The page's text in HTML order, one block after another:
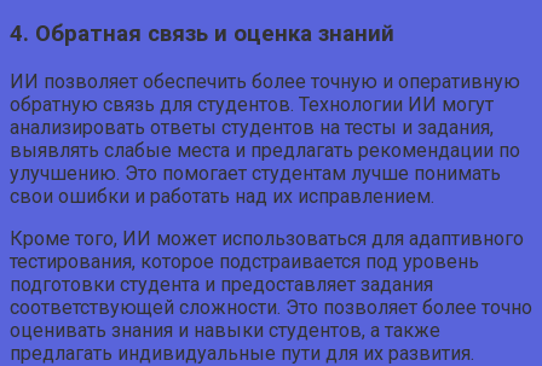
4. Обратная связь и оценка знаний
ИИ позволяет обеспечить более точную и оперативную
обратную связь для студентов. Технологии ИИ могут
анализировать ответы студентов на тесты и задания,
выявлять слабые места и предлагать рекомендации по
улучшению. Это помогает студентам лучше понимать
свои ошибки и работать над их исправлением.
Кроме того, ИИ может использоваться для адаптивного
тестирования, которое подстраивается под уровень
подготовки студента и предоставляет задания
соответствующей сложности. Это позволяет более точно
оценивать знания и навыки студентов, а также
предлагать индивидуальные пути для их развития.